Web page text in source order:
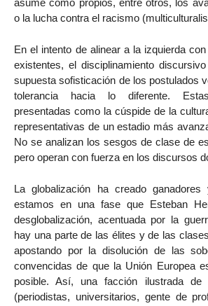
asume como propios, entre otros, los
o la lucha contra el racismo
En el intento de alinear a la izquierda
existentes, el disciplinamiento
supuesta sofisticación de los postulados
tolerancia hacia lo diferente.
presentadas como la cúspide de la
representativas de un estadio más
No se analizan los sesgos de clase de
pero operan con fuerza en los discursos
La globalización ha creado
estamos en una fase que Esteban
desglobalización, acentuada por la
hay una parte de las élites y de las
apostando por la disolución de las
convencidas de que la Unión Europea
posible. Así, una facción ilustrada de
(periodistas, universitarios, gente de